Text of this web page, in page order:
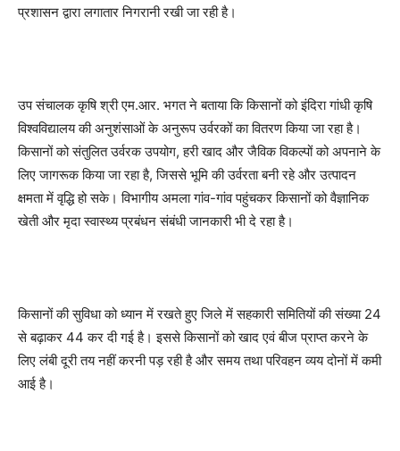
प्रशासन द्वारा लगातार निगरानी रखी जा रही है।
उप संचालक कृषि श्री एम.आर. भगत ने बताया कि किसानों को इंदिरा गांधी कृषि
विश्वविद्यालय की अनुशंसाओं के अनुरूप उर्वरकों का वितरण किया जा रहा है।
किसानों को संतुलित उर्वरक उपयोग, हरी खाद और जैविक विकल्पों को अपनाने के
लिए जागरूक किया जा रहा है, जिससे भूमि की उर्वरता बनी रहे और उत्पादन
क्षमता में वृद्धि हो सके। विभागीय अमला गांव-गांव पहुंचकर किसानों को वैज्ञानिक
खेती और मृदा स्वास्थ्य प्रबंधन संबंधी जानकारी भी दे रहा है।
किसानों की सुविधा को ध्यान में रखते हुए जिले में सहकारी समितियों की संख्या 24
से बढ़ाकर 44 कर दी गई है। इससे किसानों को खाद एवं बीज प्राप्त करने के
लिए लंबी दूरी तय नहीं करनी पड़ रही है और समय तथा परिवहन व्यय दोनों में कमी
आई है।